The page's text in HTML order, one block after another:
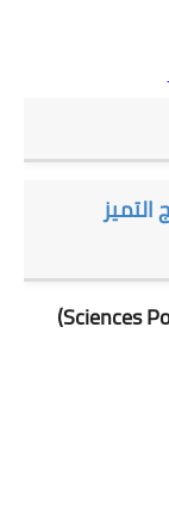
جميع التخصصات التى يقدمها معهد (Sciences Po)